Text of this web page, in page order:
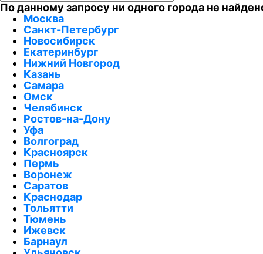
По данному запросу ни одного города не
Москва
Санкт-Петербург
Новосибирск
Екатеринбург
Нижний Новгород
Казань
Самара
Омск
Челябинск
Ростов-на-Дону
Уфа
Волгоград
Красноярск
Пермь
Воронеж
Саратов
Краснодар
Тольятти
Тюмень
Ижевск
Барнаул